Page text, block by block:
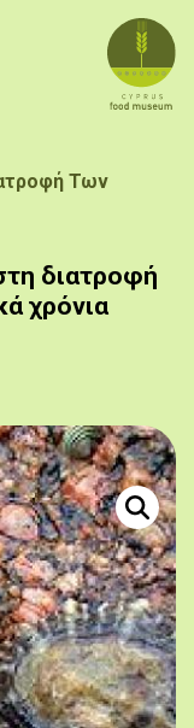
Των
διατροφή
χρόνια
Πηγή: